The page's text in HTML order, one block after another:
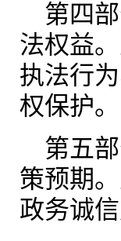
第四
法权益
执法行
权保护。
第五
策预期
政务诚